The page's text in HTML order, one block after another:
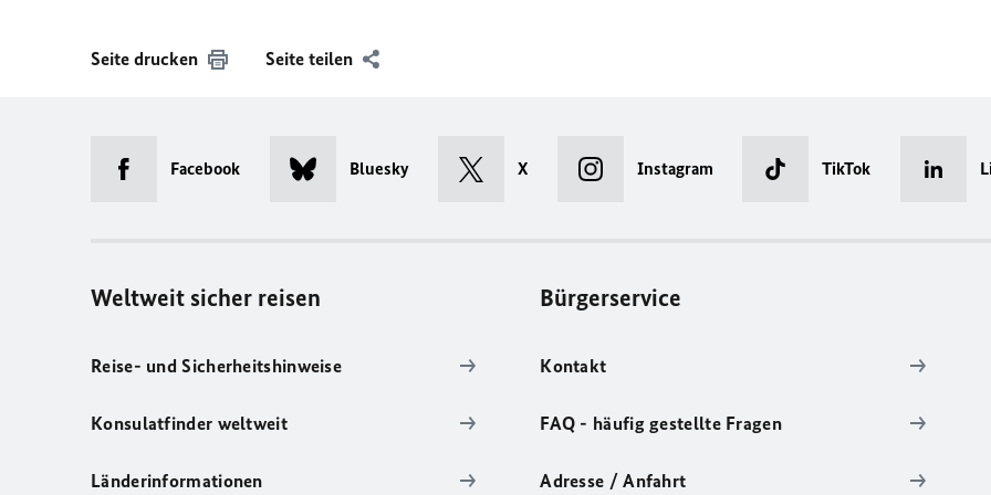
Seite drucken Seite teilen
Facebook Bluesky X Instagram TikTok
Weltweit sicher reisen
Reise- und Sicherheitshinweise
Konsulatfinder weltweit
Länderinformationen
Bürgerservice
Kontakt
FAQ - häufig gestellte Fragen
Adresse / Anfahrt